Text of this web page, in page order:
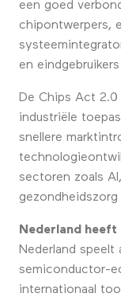
een goed
chipontwerpers,
en
De Chips Act 2.0
industriële
snellere
sectoren zoals
Nederland
Nederland speelt
semiconductor-
internationaal